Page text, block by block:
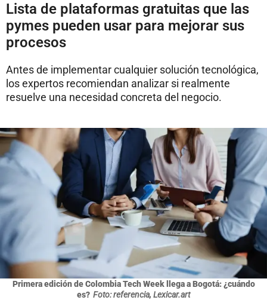
Lista de plataformas gratuitas que las
pymes pueden usar para mejorar sus
procesos
Antes de implementar cualquier solución tecnológica,
los expertos recomiendan analizar si realmente
resuelve una necesidad concreta del negocio.
Primera edición de Colombia Tech Week llega a Bogotá: ¿cuándo
es? Foto: referencia, Lexicar.art